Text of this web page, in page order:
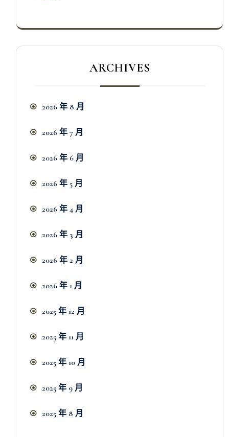
ARCHIVES
2026 年 8 月
2026 年 7 月
2026 年 6 月
2026 年 5 月
2026 年 4 月
2026 年 3 月
2026 年 2 月
2026 年 1 月
2025 年 12 月
2025 年 11 月
2025 年 10 月
2025 年 9 月
2025 年 8 月